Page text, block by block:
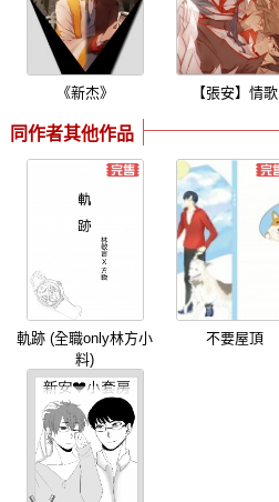
《新杰》 【張安】情歌
同作者其他作品
軌跡 (全職only林方小
料)
不要屋頂